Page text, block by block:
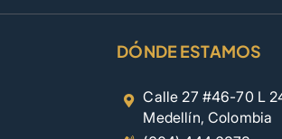
DÓNDE ESTAMOS
Calle 27 #46-70 L
Medellín, Colombia